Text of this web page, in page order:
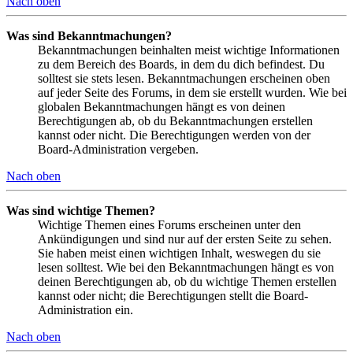
Was sind Bekanntmachungen?
Bekanntmachungen beinhalten meist wichtige Informationen
zu dem Bereich des Boards, in dem du dich befindest. Du
solltest sie stets lesen. Bekanntmachungen erscheinen oben
auf jeder Seite des Forums, in dem sie erstellt wurden. Wie bei
globalen Bekanntmachungen hängt es von deinen
Berechtigungen ab, ob du Bekanntmachungen erstellen
kannst oder nicht. Die Berechtigungen werden von der
Board-Administration vergeben.
Nach oben
Was sind wichtige Themen?
Wichtige Themen eines Forums erscheinen unter den
Ankündigungen und sind nur auf der ersten Seite zu sehen.
Sie haben meist einen wichtigen Inhalt, weswegen du sie
lesen solltest. Wie bei den Bekanntmachungen hängt es von
deinen Berechtigungen ab, ob du wichtige Themen erstellen
kannst oder nicht; die Berechtigungen stellt die Board-
Administration ein.
Nach oben